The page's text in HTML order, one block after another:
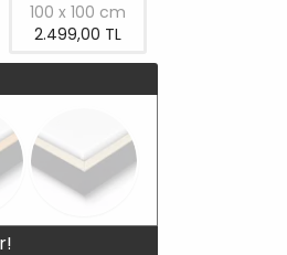
100 x 100 cm
2.499,00 TL